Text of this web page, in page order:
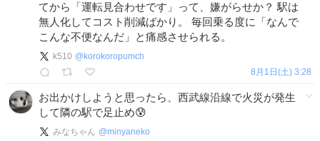
てから「運転見合わせです」って、嫌がらせか？ 駅は
無人化してコスト削減ばかり。 毎回乗る度に「なんで
こんな不便なんだ」と痛感させられる。
k510 @ korokoropumch
8月1日(土) 3:28
お出かけしようと思ったら、西武線沿線で火災が発生
して隣の駅で足止め😰
みなちゃん @minyaneko